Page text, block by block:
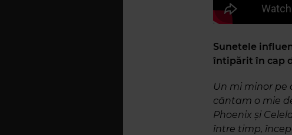
Sunetele
întipărit în cap
Un mi minor pe
cântam o mie
Phoenix și
între timp,